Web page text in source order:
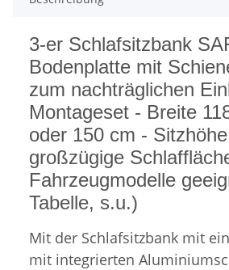
3-er Schlafsitzbank
Bodenplatte mit
zum nachträglichen
Montageset - Breite
oder 150 cm -
großzügige
Fahrzeugmodelle
Tabelle, s.u.)
Mit der Schlafsitzbank mit
mit integrierten